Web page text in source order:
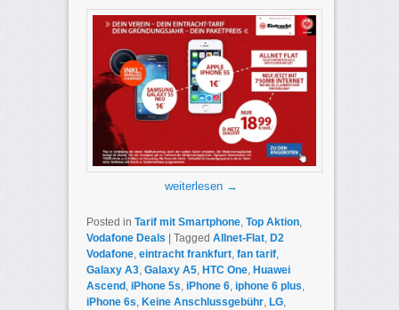
weiterlesen →
Posted in Tarif mit Smartphone, Top Aktion,
Vodafone Deals | Tagged Allnet-Flat, D2
Vodafone, eintracht frankfurt, fan tarif,
Galaxy A3, Galaxy A5, HTC One, Huawei
Ascend, iPhone 5s iPhone 6, iphone 6 plus
iPhone 6s Keine Anschlussgebühr, LG,